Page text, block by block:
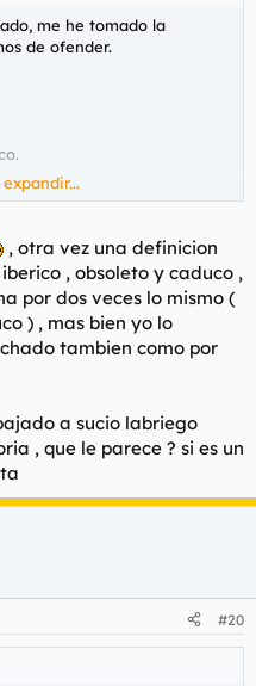
me he tomado la
de ofender.
, otra vez una definicion
, obsoleto y caduco ,
por dos veces lo mismo (
) , mas bien yo lo
tambien como por
a sucio labriego
, que le parece ? si es un
#20